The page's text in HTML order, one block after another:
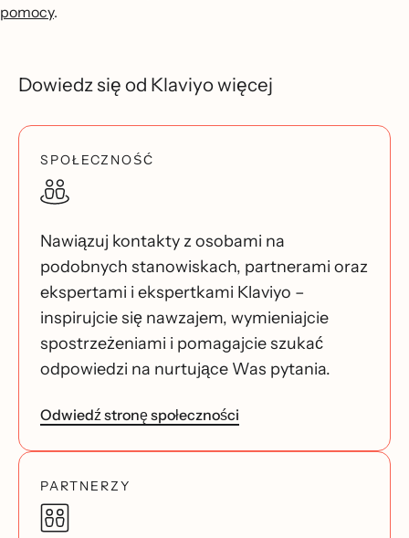
pomocy.
Dowiedz się od Klaviyo więcej
SPOŁECZNOŚĆ
Nawiązuj kontakty z osobami na
podobnych stanowiskach, partnerami oraz
ekspertami i ekspertkami Klaviyo –
inspirujcie się nawzajem, wymieniajcie
spostrzeżeniami i pomagajcie szukać
odpowiedzi na nurtujące Was pytania.
Odwiedź stronę społeczności
PARTNERZY